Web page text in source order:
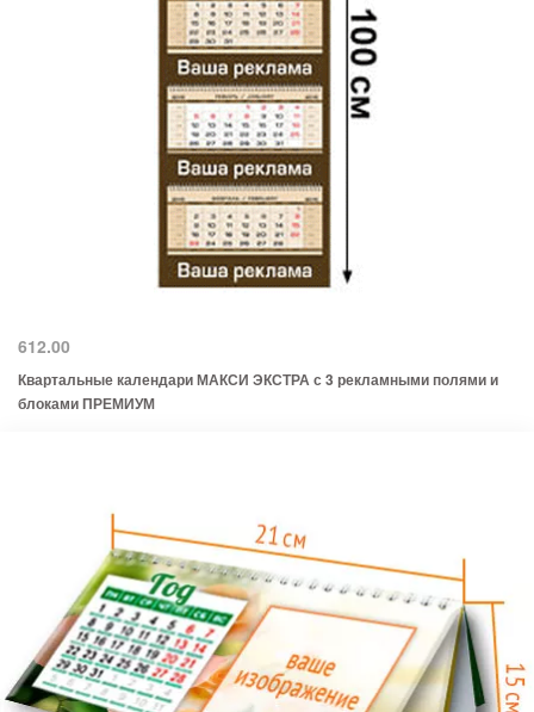
612.00
Квартальные календари МАКСИ ЭКСТРА с 3 рекламными полями и
блоками ПРЕМИУМ